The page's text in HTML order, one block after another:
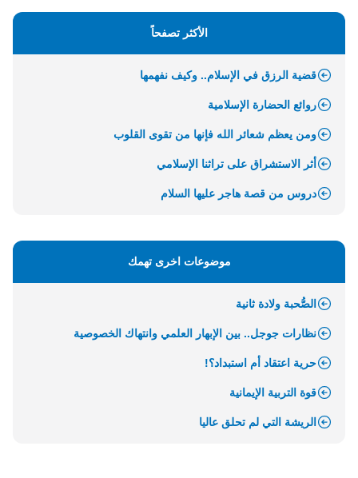
الأكثر تصفحاً
قضية الرزق في الإسلام.. وكيف نفهمها
روائع الحضارة الإسلامية
ومن يعظم شعائر الله فإنها من تقوى القلوب
أثر الاستشراق على تراثنا الإسلامي
دروس من قصة هاجر عليها السلام
موضوعات اخرى تهمك
الصُّحبة ولادة ثانية
نظارات جوجل.. بين الإبهار العلمي وانتهاك الخصوصية
حرية اعتقاد أم استبداد؟!
قوة التربية الإيمانية
الريشة التي لم تحلق عاليا